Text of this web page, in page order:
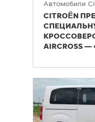
Автомобили
CITROËN
AIRCROSS —